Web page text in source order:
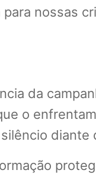
nossas
da
o
diante